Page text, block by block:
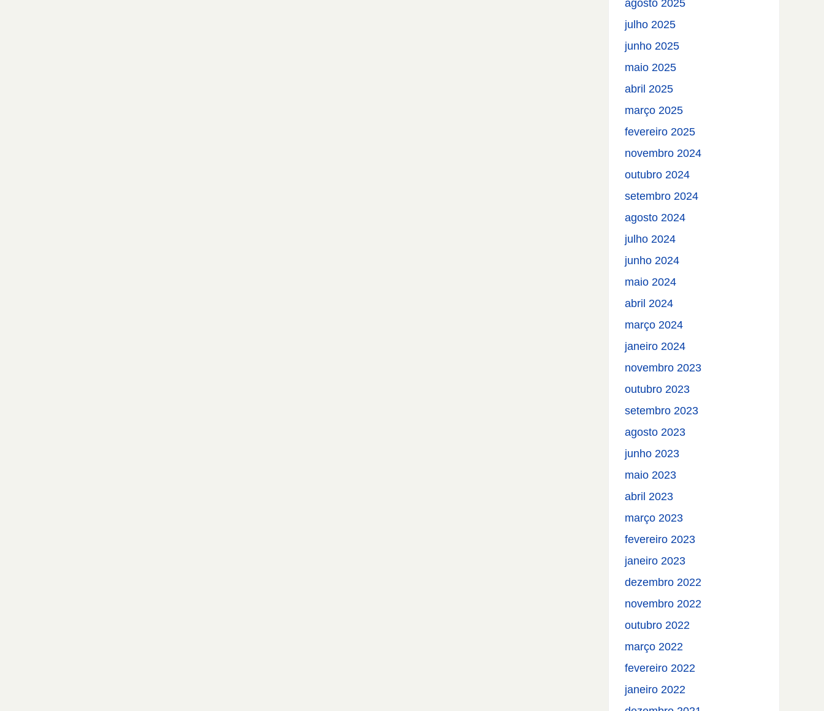
agosto 2025
julho 2025
junho 2025
maio 2025
abril 2025
março 2025
fevereiro 2025
novembro 2024
outubro 2024
setembro 2024
agosto 2024
julho 2024
junho 2024
maio 2024
abril 2024
março 2024
janeiro 2024
novembro 2023
outubro 2023
setembro 2023
agosto 2023
junho 2023
maio 2023
abril 2023
março 2023
fevereiro 2023
janeiro 2023
dezembro 2022
novembro 2022
outubro 2022
março 2022
fevereiro 2022
janeiro 2022